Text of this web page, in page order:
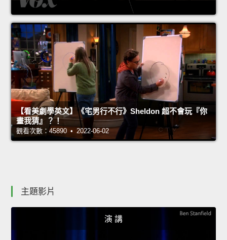
【看美劇學英文】《宅男行不行》Sheldon 超不會玩『你
畫我猜』？！
觀看次數：45890 • 2022-06-02
主題影片
演 講